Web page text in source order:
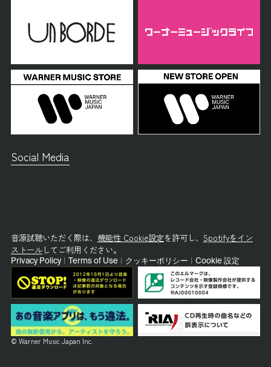
Social Media
音源試聴いただく際は、 機能性 Cookie設定を許可し、 Spotifyをイン
ストールしてご利用ください。
Privacy Policy Terms of Use クッキーポリシー Cookie 設定
© Warner Music Japan Inc.